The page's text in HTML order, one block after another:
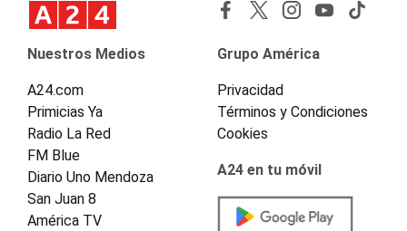
Nuestros Medios
A24.com
Primicias Ya
Radio La Red
FM Blue
Diario Uno Mendoza
San Juan 8
América TV
Grupo América
Privacidad
Términos y Condiciones
Cookies
A24 en tu móvil